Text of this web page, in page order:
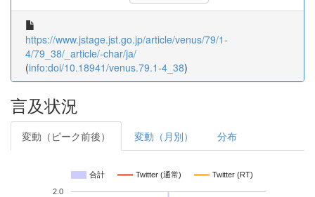
https://www.jstage.jst.go.jp/article/venus/79/1-
4/79_38/_article/-char/ja/
(info:doi/10.18941/venus.79.1-4_38)
言及状況
変動（ピーク前後） 変動（月別） 分布
合計 Twitter (通常) Twitter (RT)
2.0